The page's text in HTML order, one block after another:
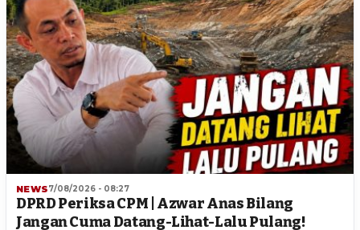
NEWS7/08/2026 - 08:27
DPRD Periksa CPM | Azwar Anas Bilang
Jangan Cuma Datang-Lihat-Lalu Pulang!